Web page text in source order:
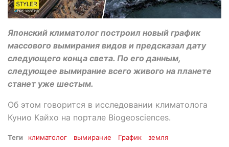
Японский климатолог построил новый график
массового вымирания видов и предсказал дату
следующего конца света. По его данным,
следующее вымирание всего живого на планете
станет уже шестым.
Об этом говорится в исследовании климатолога
Кунио Кайхо на портале Biogeosciences.
Теги климатолог вымирание График земля